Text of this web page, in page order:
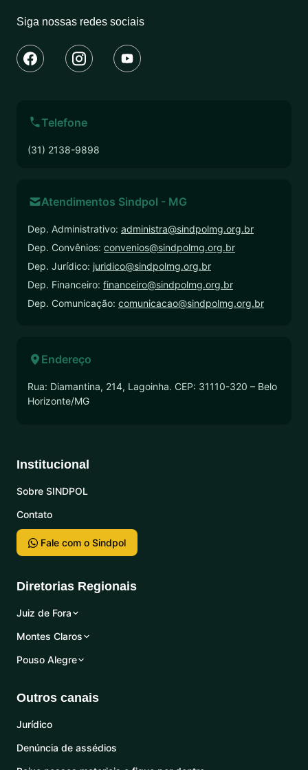
Siga nossas redes sociais
Telefone
(31) 2138-9898
Atendimentos Sindpol - MG
Dep. Administrativo: administra@sindpolmg.org.br
Dep. Convênios: convenios@sindpolmg.org.br
Dep. Jurídico: juridico@sindpolmg.org.br
Dep. Financeiro: financeiro@sindpolmg.org.br
Dep. Comunicação: comunicacao@sindpolmg.org.br
Endereço
Rua: Diamantina, 214, Lagoinha. CEP: 31110-320 – Belo
Horizonte/MG
Institucional
Sobre SINDPOL
Contato
Fale com o Sindpol
Diretorias Regionais
Juiz de Fora
Montes Claros
Pouso Alegre
Outros canais
Jurídico
Denúncia de assédios